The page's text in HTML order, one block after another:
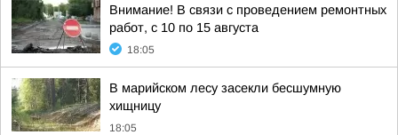
Внимание! В связи с проведением ремонтных
работ, с 10 по 15 августа
18:05
В марийском лесу засекли бесшумную
хищницу
18:05